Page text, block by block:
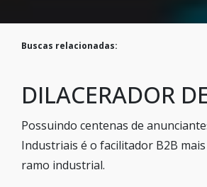
Buscas relacionadas:
DILACERADOR
Possuindo centenas de
Industriais é o facilitador B2B
ramo industrial.